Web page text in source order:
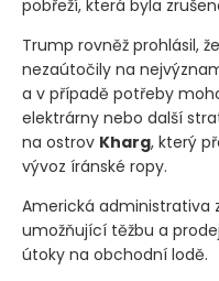
pobřeží, která byla
Trump rovněž prohlásil,
nezaútočily na
a v případě potřeby
elektrárny nebo další
na ostrov Kharg, který
vývoz íránské ropy.
Americká administrativa
umožňující těžbu a
útoky na obchodní lodě.